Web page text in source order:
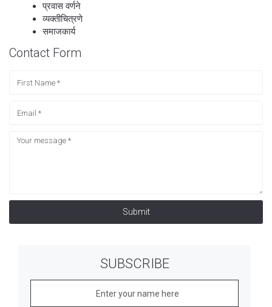
प्रवास वर्णने
व्यक्तीचित्रणे
समाजकार्य
Contact Form
Submit
SUBSCRIBE